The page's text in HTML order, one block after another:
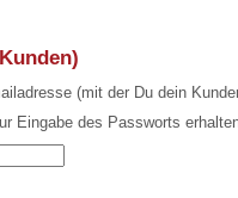
(mit der Du dein
Eingabe des Passworts